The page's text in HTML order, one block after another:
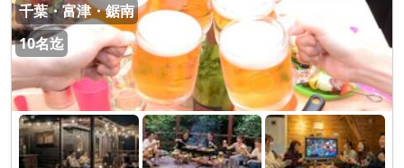
千葉・富津・鋸南
10名迄